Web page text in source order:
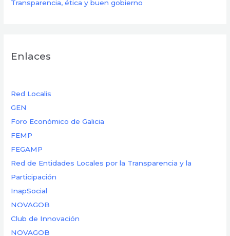
Transparencia, ética y buen gobierno
Enlaces
Red Localis
GEN
Foro Económico de Galicia
FEMP
FEGAMP
Red de Entidades Locales por la Transparencia y la
Participación
InapSocial
NOVAGOB
Club de Innovación
NOVAGOB